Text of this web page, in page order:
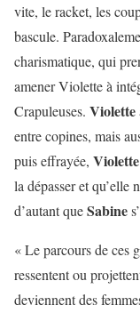
vite, le racket, les
bascule.
charismatique, qui
amener Violette à
Crapuleuses. Violette
entre copines, mais
puis effrayée, Violette
la dépasser et
d’autant queSabine
« Le parcours de ces
ressentent ou
deviennent des